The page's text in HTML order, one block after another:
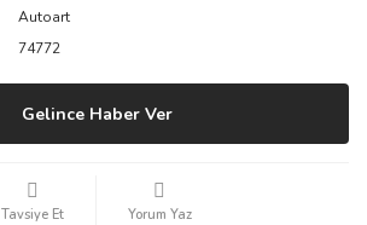
Autoart
74772
Gelince Haber Ver
Tavsiye Et Yorum Yaz